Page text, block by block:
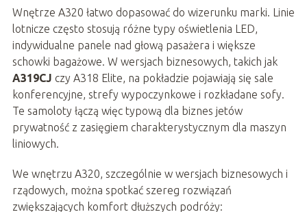
Wnętrze A320 łatwo dopasować do wizerunku marki. Linie
lotnicze często stosują różne typy oświetlenia LED,
indywidualne panele nad głową pasażera i większe
schowki bagażowe. W wersjach biznesowych, takich jak
A319CJ czy A318 Elite, na pokładzie pojawiają się sale
konferencyjne, strefy wypoczynkowe i rozkładane sofy.
Te samoloty łączą więc typową dla biznes jetów
prywatność z zasięgiem charakterystycznym dla maszyn
liniowych.
We wnętrzu A320, szczególnie w wersjach biznesowych i
rządowych, można spotkać szereg rozwiązań
zwiększających komfort dłuższych podróży: